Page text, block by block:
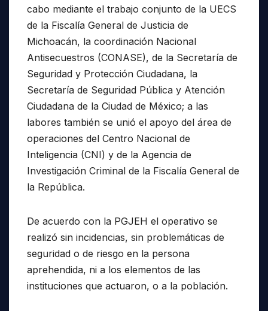
cabo mediante el trabajo conjunto de la UECS
de la Fiscalía General de Justicia de
Michoacán, la coordinación Nacional
Antisecuestros (CONASE), de la Secretaría de
Seguridad y Protección Ciudadana, la
Secretaría de Seguridad Pública y Atención
Ciudadana de la Ciudad de México; a las
labores también se unió el apoyo del área de
operaciones del Centro Nacional de
Inteligencia (CNI) y de la Agencia de
Investigación Criminal de la Fiscalía General de
la República.
De acuerdo con la PGJEH el operativo se
realizó sin incidencias, sin problemáticas de
seguridad o de riesgo en la persona
aprehendida, ni a los elementos de las
instituciones que actuaron, o a la población.